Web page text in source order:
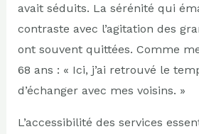
avait séduits. La sérénité qui
contraste avec l’agitation des
ont souvent quittées. Comme
68 ans : « Ici, j’ai retrouvé le
d’échanger avec mes voisins. »
L’accessibilité des services